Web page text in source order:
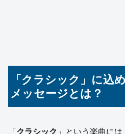
「クラシック」に込
メッセージとは？
「 クラシック 」という楽曲に